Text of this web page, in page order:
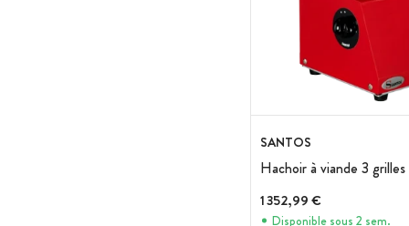
SANTOS
Hachoir à viande 3
1 352,99 €
Disponible sous 2 sem.